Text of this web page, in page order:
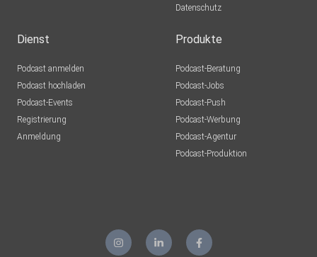
Datenschutz
Dienst
Podcast anmelden
Podcast hochladen
Podcast-Events
Registrierung
Anmeldung
Produkte
Podcast-Beratung
Podcast-Jobs
Podcast-Push
Podcast-Werbung
Podcast-Agentur
Podcast-Produktion